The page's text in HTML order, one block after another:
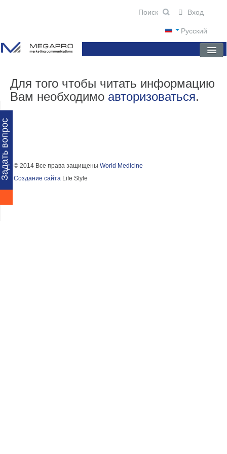
вопрос
Русский
Вход
ГЛАВНАЯ
О КОМПАНИИ
ПАРТНЕРЫ
Для того чтобы читать информацию
Вам необходимо авторизоваться.
© 2014 Все права защищеныWorld Medicine
Создание сайта Life Style